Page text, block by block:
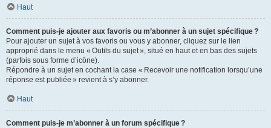
Haut
Comment puis-je ajouter aux favoris ou m’abonner à un sujet spécifique ?
Pour ajouter un sujet à vos favoris ou vous y abonner, cliquez sur le lien
approprié dans le menu « Outils du sujet », situé en haut et en bas des sujets
(parfois sous forme d’icône).
Répondre à un sujet en cochant la case « Recevoir une notification lorsqu’une
réponse est publiée » revient à s’y abonner.
Haut
Comment puis-je m’abonner à un forum spécifique ?